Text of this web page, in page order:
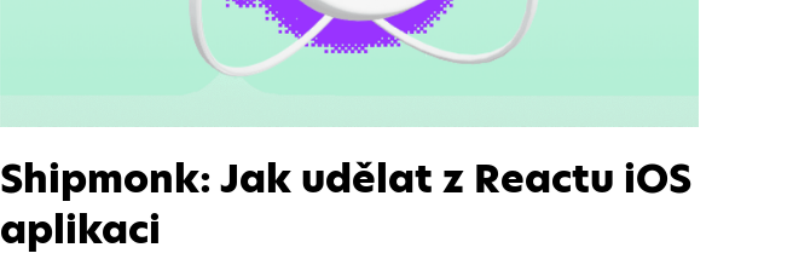
Shipmonk: Jak udělat z Reactu iOS
aplikaci